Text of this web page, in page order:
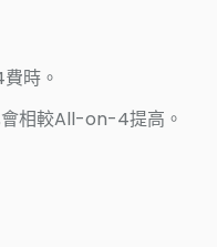
時。
相較All-on-4提高。